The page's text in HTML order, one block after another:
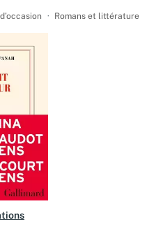
que vous cherchiez ?
Romans et littérature